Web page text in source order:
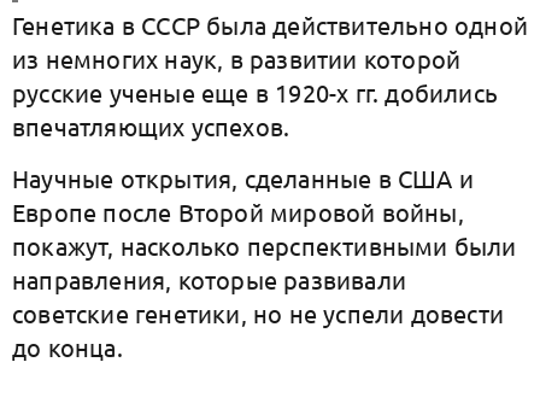
Генетика в СССР была действительно одной
из немногих наук, в развитии которой
русские ученые еще в 1920-х гг. добились
впечатляющих успехов.
Научные открытия, сделанные в США и
Европе после Второй мировой войны,
покажут, насколько перспективными были
направления, которые развивали
советские генетики, но не успели довести
до конца.